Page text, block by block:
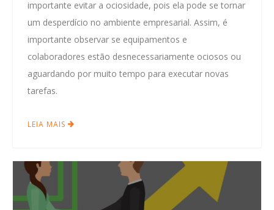
importante evitar a ociosidade, pois ela pode se tornar
um desperdício no ambiente empresarial. Assim, é
importante observar se equipamentos e
colaboradores estão desnecessariamente ociosos ou
aguardando por muito tempo para executar novas
tarefas.
LEIA MAIS